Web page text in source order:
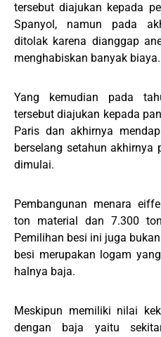
tersebut diajukan kepada
Spanyol, namun pada
ditolak karena dianggap
menghabiskan banyak biaya.
Yang kemudian pada
tersebut diajukan kepada
Paris dan akhirnya
berselang setahun akhirnya
dimulai.
Pembangunan menara
ton material dan 7.300
Pemilihan besi ini juga
besi merupakan logam
halnya baja.
Meskipun memiliki nilai
dengan baja yaitu